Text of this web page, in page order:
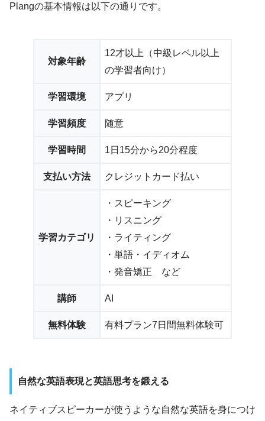
Plangの基本情報は以下の通りです。
対象年齢
12才以上（中級レベル以上
の学習者向け）
学習環境 アプリ
学習頻度 随意
学習時間 1日15分から20分程度
支払い方法 クレジットカード払い
学習カテゴリ
・スピーキング
・リスニング
・ライティング
・単語・イディオム
・発音矯正 など
講師 AI
無料体験 有料プラン7日間無料体験可
自然な英語表現と英語思考を鍛える
ネイティブスピーカーが使うような自然な英語を身につけ